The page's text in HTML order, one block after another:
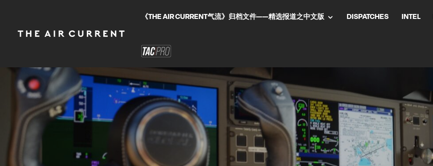
《THE AIR CURRENT气流》归档文件——精选报道之中文版 DISPATCHES INTEL